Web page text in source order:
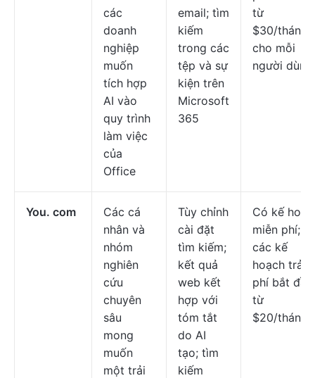
các
doanh
nghiệp
muốn
tích hợp
AI vào
quy trình
làm việc
của
Office
email; tìm
kiếm
trong các
tệp và sự
kiện trên
Microsoft
365
từ
$30/tháng
cho mỗi
người dùng
You. com
Các cá
nhân và
nhóm
nghiên
cứu
chuyên
sâu
mong
muốn
một trải
Tùy chỉnh
cài đặt
tìm kiếm;
kết quả
web kết
hợp với
tóm tắt
do AI
tạo; tìm
kiếm
Có kế
miễn phí;
các kế
hoạch trả
phí bắt đầu
từ
$20/tháng